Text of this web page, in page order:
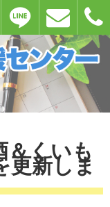
＆くいも
更新しま